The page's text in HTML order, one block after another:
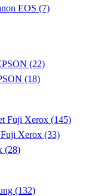
EOS (7)
(22)
(18)
Fuji Xerox (145)
Xerox (33)
(28)
(132)